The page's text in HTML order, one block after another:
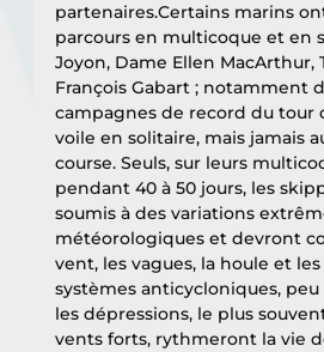
partenaires.Certains marins
parcours en multicoque et en
Joyon, Dame Ellen MacArthur,
François Gabart ; notamment
campagnes de record du tour
voile en solitaire, mais jamais
course. Seuls, sur leurs
pendant 40 à 50 jours, les
soumis à des variations
météorologiques et devront
vent, les vagues, la houle et les
systèmes anticycloniques,
les dépressions, le plus
vents forts, rythmeront la vie